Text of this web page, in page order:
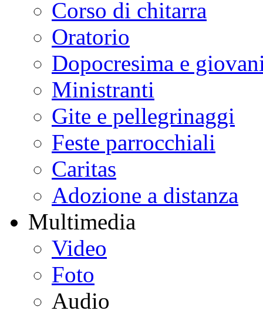
Corso di chitarra
Oratorio
Dopocresima e
Ministranti
Gite e pellegrinaggi
Feste parrocchiali
Caritas
Adozione a distanza
Multimedia
Video
Foto
Audio